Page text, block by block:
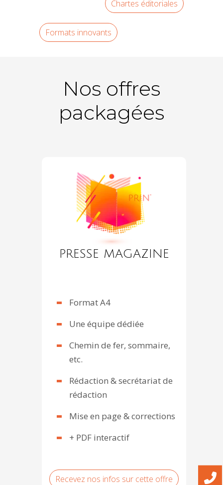
Chartes éditoriales
Formats innovants
Nos offres
packagées
PRESSE MAGAZINE
Format A4
Une équipe dédiée
Chemin de fer, sommaire,
etc.
Rédaction & secrétariat de
rédaction
Mise en page & corrections
+ PDF interactif
Recevez nos infos sur cette offre